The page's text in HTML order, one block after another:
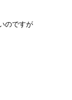
のですが